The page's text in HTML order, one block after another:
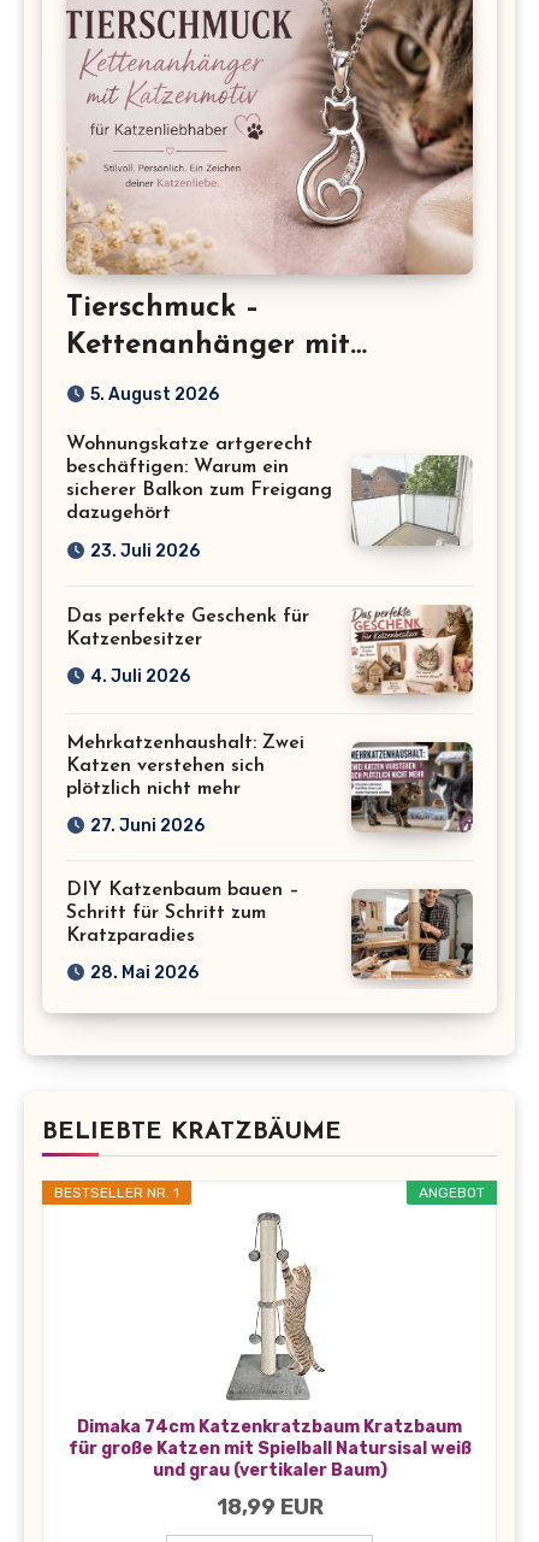
Tierschmuck –
Kettenanhänger mit
Katzenmotiv für
5. August 2026
Wohnungskatze artgerecht
beschäftigen: Warum ein
sicherer Balkon zum Freigang
dazugehört
23. Juli 2026
Das perfekte Geschenk für
Katzenbesitzer
4. Juli 2026
Mehrkatzenhaushalt: Zwei
Katzen verstehen sich
plötzlich nicht mehr
27. Juni 2026
DIY Katzenbaum bauen –
Schritt für Schritt zum
Kratzparadies
28. Mai 2026
BELIEBTE KRATZBÄUME
ANGEBOT
BESTSELLER NR. 1
Dimaka 74cm Katzenkratzbaum Kratzbaum
für große Katzen mit Spielball Natursisal weiß
und grau (vertikaler Baum)
18,99 EUR